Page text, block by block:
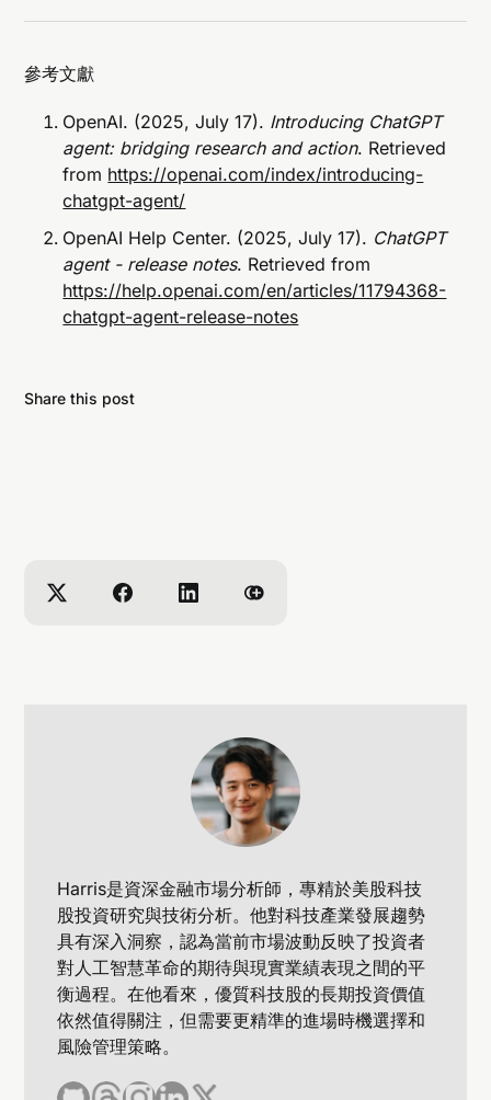
參考文獻
OpenAI. (2025, July 17). Introducing ChatGPT
agent: bridging research and action. Retrieved
from https://openai.com/index/introducing-
chatgpt-agent/
OpenAI Help Center. (2025, July 17). ChatGPT
agent - release notes. Retrieved from
https://help.openai.com/en/articles/11794368-
chatgpt-agent-release-notes
Share this post
Harris是資深金融市場分析師，專精於美股科技
股投資研究與技術分析。他對科技產業發展趨勢
具有深入洞察，認為當前市場波動反映了投資者
對人工智慧革命的期待與現實業績表現之間的平
衡過程。在他看來，優質科技股的長期投資價值
依然值得關注，但需要更精準的進場時機選擇和
風險管理策略。